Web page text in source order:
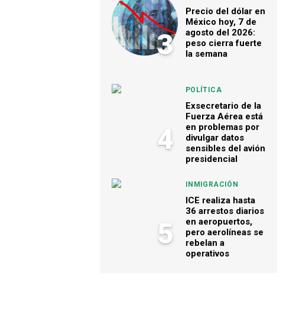
3
Precio del dólar en
México hoy, 7 de
agosto del 2026:
peso cierra fuerte
la semana
4
POLÍTICA
Exsecretario de la
Fuerza Aérea está
en problemas por
divulgar datos
sensibles del avión
presidencial
5
INMIGRACIÓN
ICE realiza hasta
36 arrestos diarios
en aeropuertos,
pero aerolíneas se
rebelan a
operativos